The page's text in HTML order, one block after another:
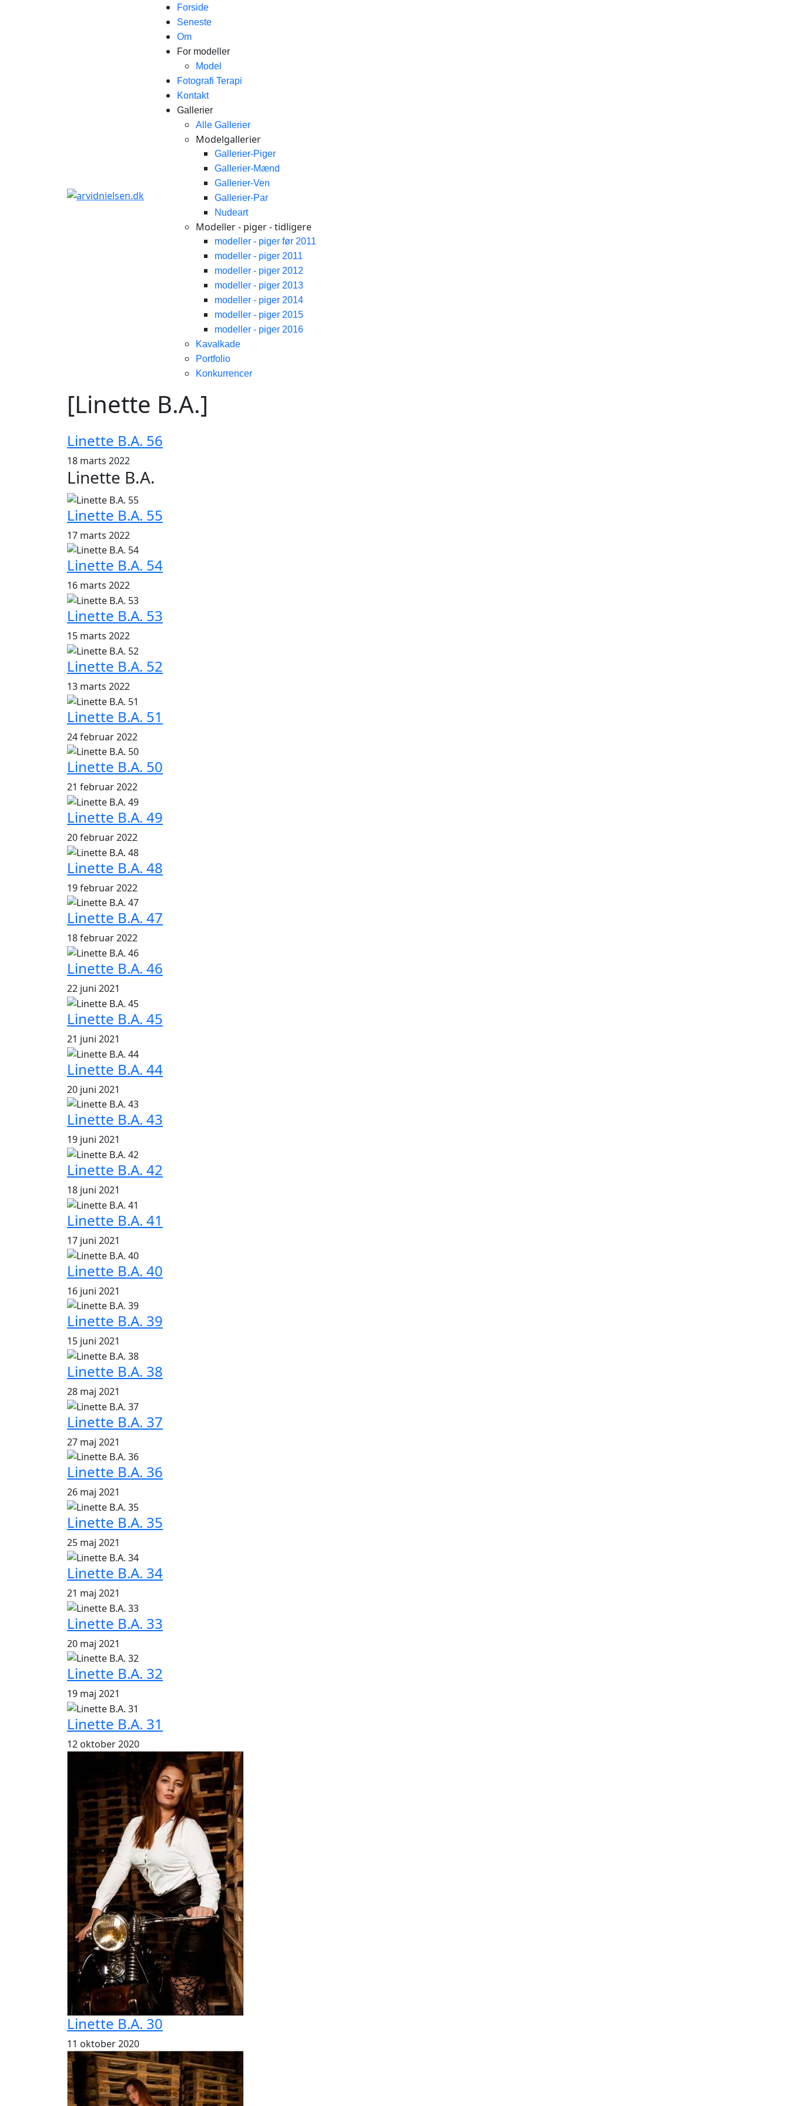
Forside
Seneste
Om
For modeller
Model
Fotografi Terapi
Kontakt
Gallerier
Alle Gallerier
Modelgallerier
Gallerier-Piger
Gallerier-Mænd
Gallerier-Ven
Gallerier-Par
Nudeart
Modeller - piger - tidligere
modeller - piger før 2011
modeller - piger 2011
modeller - piger 2012
modeller - piger 2013
modeller - piger 2014
modeller - piger 2015
modeller - piger 2016
Kavalkade
Portfolio
Konkurrencer
[Linette B.A.]
Linette B.A. 56
18 marts 2022
Linette B.A.
Linette B.A. 55
17 marts 2022
Linette B.A. 54
16 marts 2022
Linette B.A. 53
15 marts 2022
Linette B.A. 52
13 marts 2022
Linette B.A. 51
24 februar 2022
Linette B.A. 50
21 februar 2022
Linette B.A. 49
20 februar 2022
Linette B.A. 48
19 februar 2022
Linette B.A. 47
18 februar 2022
Linette B.A. 46
22 juni 2021
Linette B.A. 45
21 juni 2021
Linette B.A. 44
20 juni 2021
Linette B.A. 43
19 juni 2021
Linette B.A. 42
18 juni 2021
Linette B.A. 41
17 juni 2021
Linette B.A. 40
16 juni 2021
Linette B.A. 39
15 juni 2021
Linette B.A. 38
28 maj 2021
Linette B.A. 37
27 maj 2021
Linette B.A. 36
26 maj 2021
Linette B.A. 35
25 maj 2021
Linette B.A. 34
21 maj 2021
Linette B.A. 33
20 maj 2021
Linette B.A. 32
19 maj 2021
Linette B.A. 31
12 oktober 2020
Linette B.A. 30
11 oktober 2020